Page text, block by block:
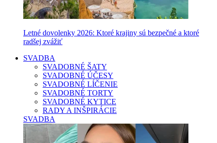
Letné dovolenky 2026: Ktoré krajiny sú bezpečné a ktoré
radšej zvážiť
SVADBA
SVADOBNÉ ŠATY
SVADOBNÉ ÚČESY
SVADOBNÉ LÍČENIE
SVADOBNÉ TORTY
SVADOBNÉ KYTICE
RADY A INŠPIRÁCIE
SVADBA